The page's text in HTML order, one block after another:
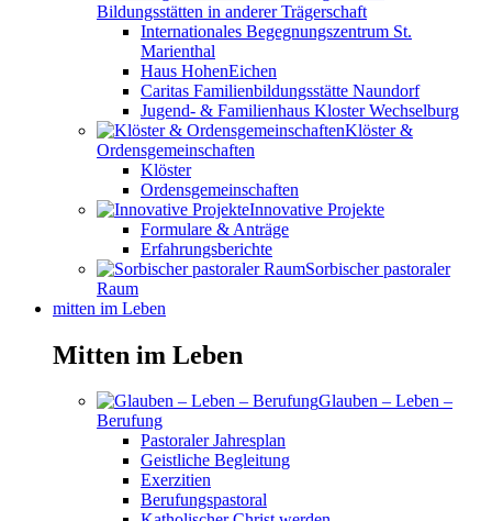
Bildungsstätten in anderer Trägerschaft
Internationales Begegnungszentrum St.
Marienthal
Haus HohenEichen
Caritas Familienbildungsstätte Naundorf
Jugend- & Familienhaus Kloster Wechselburg
Klöster &
Ordensgemeinschaften
Klöster
Ordensgemeinschaften
Innovative Projekte
Formulare & Anträge
Erfahrungsberichte
Sorbischer pastoraler
Raum
mitten im Leben
Mitten im Leben
Glauben – Leben –
Berufung
Pastoraler Jahresplan
Geistliche Begleitung
Exerzitien
Berufungspastoral